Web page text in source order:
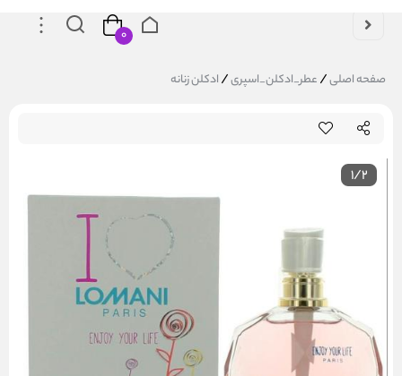
۰
صفحه اصلی/عطر_ادکلن_اسپری/ادکلن زنانه